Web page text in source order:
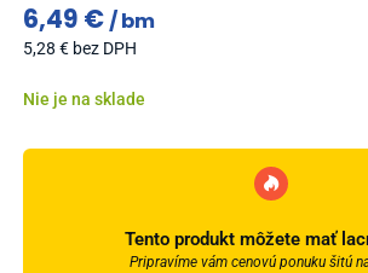
6,49 € bm
5,28 € bez DPH
Nie je na sklade
Tento produkt môžete mať
Pripravíme vám cenovú ponuku šitú